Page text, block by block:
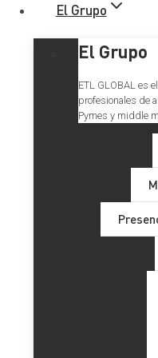
El Grupo
El Grupo
ETL GLOBAL es
profesionales de
Pymes y middle
NOTICIA:
a ocupar el
ranking de
clasificado una vez más
ingresos obtenidos en el